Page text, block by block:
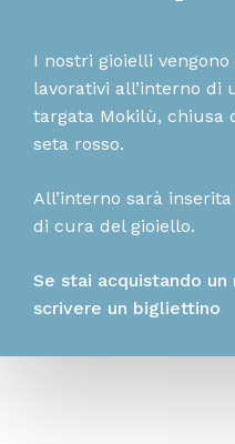
I nostri gioielli
lavorativi all’interno di
targata Mokilù, chiusa
seta rosso.
All’interno sarà
di cura del gioiello.
Se stai acquistando
scrivere un bigliettino